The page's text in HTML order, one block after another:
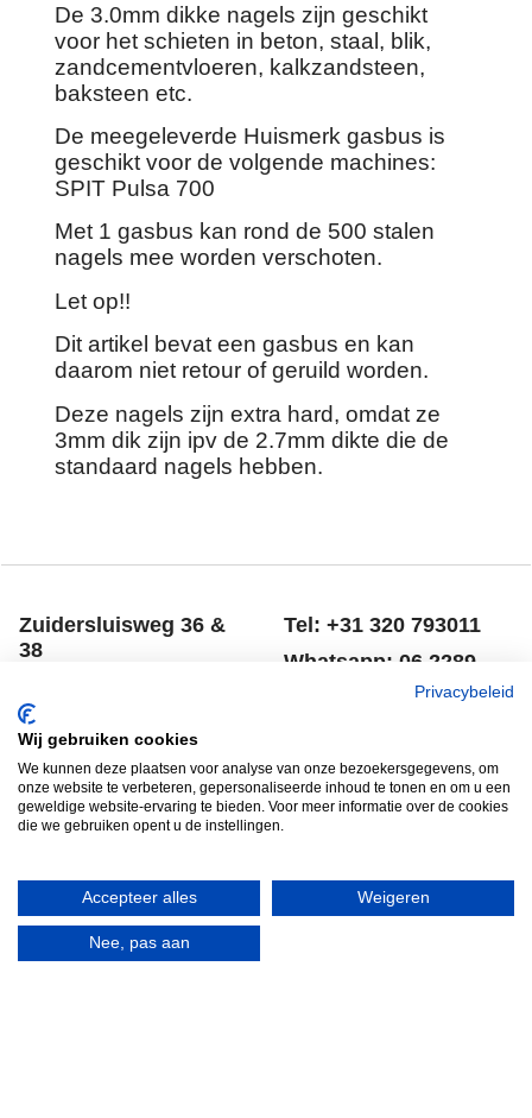
De 3.0mm dikke nagels zijn geschikt
voor het schieten in beton, staal, blik,
zandcementvloeren, kalkzandsteen,
baksteen etc.
De meegeleverde Huismerk gasbus is
geschikt voor de volgende machines:
SPIT Pulsa 700
Met 1 gasbus kan rond de 500 stalen
nagels mee worden verschoten.
Let op!!
Dit artikel bevat een gasbus en kan
daarom niet retour of geruild worden.
Deze nagels zijn extra hard, omdat ze
3mm dik zijn ipv de 2.7mm dikte die de
standaard nagels hebben.
Zuidersluisweg 36 &
38
Nederland
Informatie
Tel: +31 320 793011
Whatsapp: 06 2289
Winkelmandje
Contact
Winkelmandje
Disclaimer
Retouneren
Garantie voorwaarden
Privacybeleid
Wij gebruiken cookies
We kunnen deze plaatsen voor analyse van onze bezoekersgegevens, om
onze website te verbeteren, gepersonaliseerde inhoud te tonen en om u een
geweldige website-ervaring te bieden. Voor meer informatie over de cookies
die we gebruiken opent u de instellingen.
Accepteer alles Weigeren
Nee, pas aan